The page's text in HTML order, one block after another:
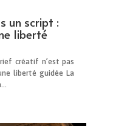
un script :
liberté
créatif n’est pas
liberté guidée La